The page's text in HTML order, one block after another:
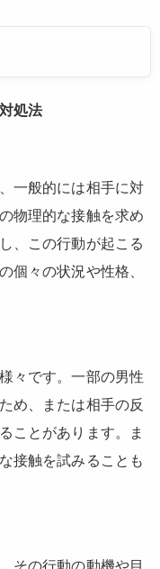
処法
一般的には相手に対
物理的な接触を求め
、この行動が起こる
個々の状況や性格、
々です。一部の男性
め、または相手の反
ことがあります。ま
接触を試みることも